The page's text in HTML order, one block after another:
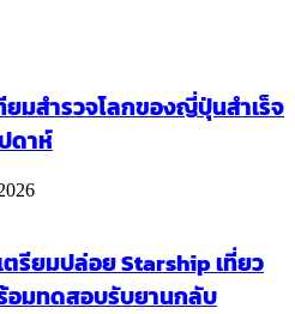
มสำรวจโลกของญี่ปุ่นสำเร็จ
ดาห์
รียมปล่อย Starship เที่ยว
อมทดสอบรับยานกลับ